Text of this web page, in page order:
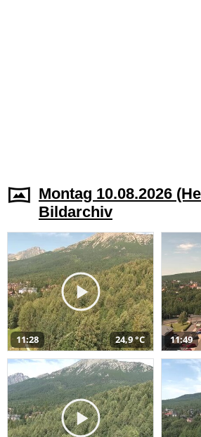
Montag 10.08.2026
Bildarchiv
11:28 24,9 °C 11:49